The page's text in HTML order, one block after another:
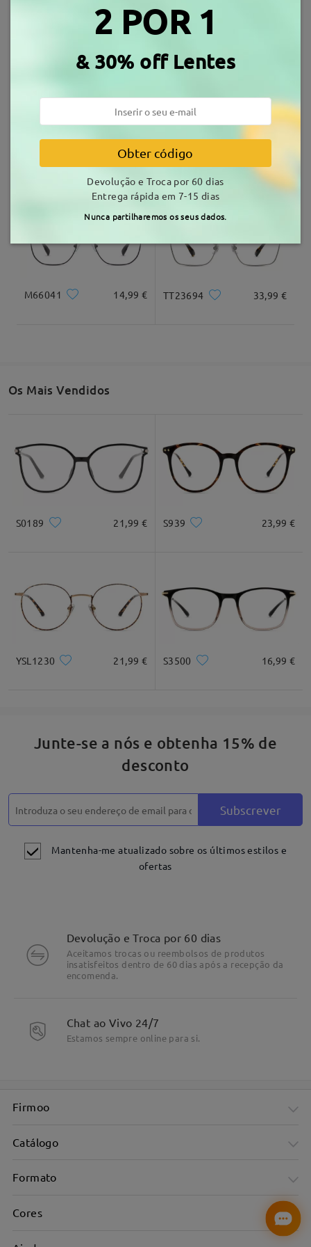
tempo de envio
7-15 dias úteis
detalhes
Armações Similares
14,99 € S3543X
M66041 14,99 € TT23694 33,99 €
Os Mais Vendidos
S0189 21,99 € S939 23,99 €
YSL1230 21,99 € S3500 16,99 €
Junte-se a nós e obtenha 15% de
desconto
Subscrever
Mantenha-me atualizado sobre os últimos estilos e
ofertas
Devolução e Troca por 60 dias
Aceitamos trocas ou reembolsos de produtos
insatisfeitos dentro de 60 dias após a recepção da
encomenda.
Chat ao Vivo 24/7
Estamos sempre online para si.
Firmoo
Catálogo
Formato
Cores
2 POR 1
& 30% off Lentes
Obter código
Devolução e Troca por 60 dias
Entrega rápida em 7-15 dias
Nunca partilharemos os seus dados.